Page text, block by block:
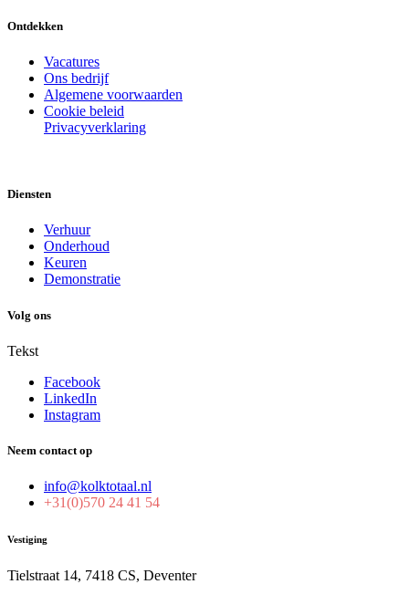
Ontdekken
Vacatures
Ons bedrijf
Algemene voorwaarden
Cookie beleid
Privacyverklaring
Diensten
Verhuur
Onderhoud
Keuren
Demonstratie
Volg ons
Tekst
Facebook
LinkedIn
Instagram
Neem contact op
info@kolktotaal.nl
+31(0)570 24 41 54
Vestiging
Tielstraat 14, 7418 CS, Deventer